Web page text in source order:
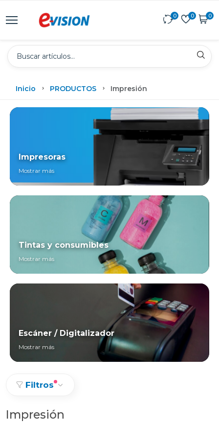
0 0 0
Inicio PRODUCTOS Impresión
Impresoras
Mostrar más
Tintas y consumibles
Mostrar más
Escáner / Digitalizador
Mostrar más
Filtros
Impresión